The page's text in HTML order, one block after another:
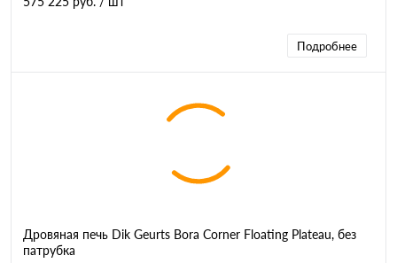
Подробнее
Дровяная печь Dik Geurts Bora Corner Floating Plateau, без
патрубка